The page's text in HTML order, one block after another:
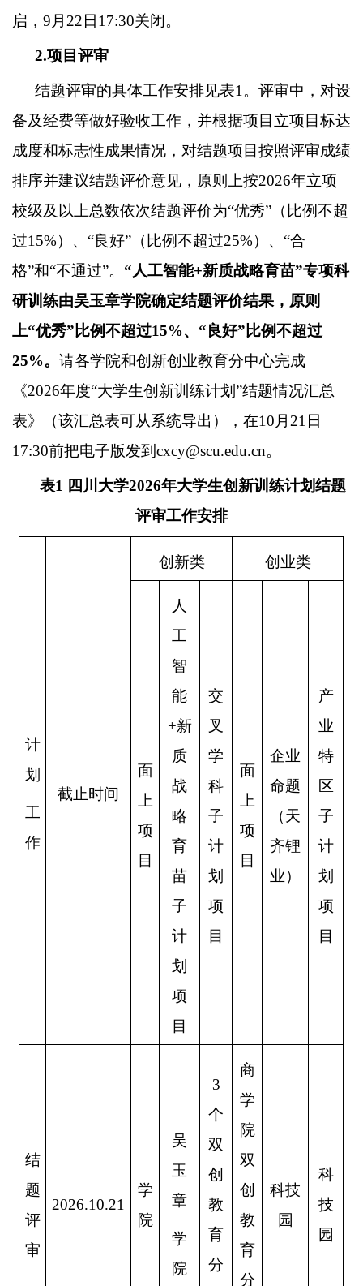
启， 9 月 22日17:30关闭。
2.项目评审
结题评审的具体工作安排见表1 。评审中，对设
备及经费等做好验收工作，并根据项目立项目标达
成度和标志性成果情况，对结题项目按照评审成绩
排序并建议结题评价意见，原则上按2026年立项
校级及以上总数依次结题评价为“优秀”（比例不超
过15%）、 “良好”（比例不超过25%）、 “合
格”和“不通过”。 “人工智能+新质战略育苗”专项科
研训练由吴玉章学院确定结题评价结果，原则
上“优秀”比例不超过15%、 “良好”比例不超过
25%。 请各学院和创新创业教育分中心完成
《2026年度“大学生创新训练计划”结题情况汇总
表》（该汇总表可从系统导出），在10 月 21 日
17:30前把电子版发到 cxcy@scu.edu.cn。
表1 四川大学2026年大学生创新训练计划结题
评审工作安排
计
划
工
作
截止时间
创新类 创业类
面
上
项
目
人
工
智
能
+新
质
战
略
育
苗
子
计
划
项
目
交
叉
学
科
子
计
划
项
目
面
上
项
目
企业
命题
（天
齐锂
业）
产
业
特
区
子
计
划
项
目
结
题
评
审
2026.10.21
学
院
吴
玉
章
学
院
3
个
双
创
教
育
分
商
学
院
双
创
教
育
分
科技
园
科
技
园